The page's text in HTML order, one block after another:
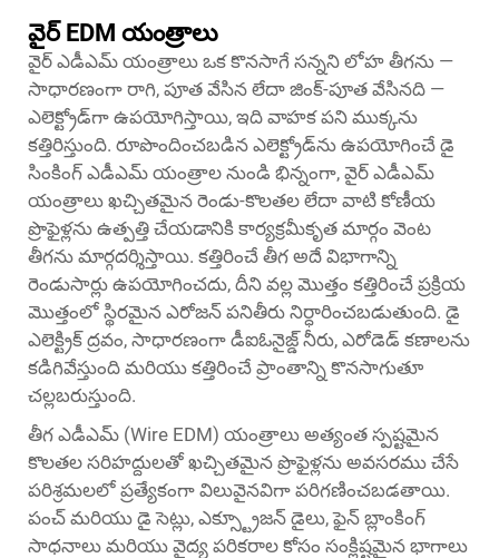
వైర్ EDM యంత్రాలు
వైర్ ఎడీఎమ్ యంత్రాలు ఒక కొనసాగే సన్నని లోహ తీగను —
సాధారణంగా రాగి, పూత వేసిన లేదా జింక్-పూత వేసినది —
ఎలెక్ట్రోడ్‌గా ఉపయోగిస్తాయి, ఇది వాహక పని ముక్కను
కత్తిరిస్తుంది. రూపొందించబడిన ఎలెక్ట్రోడ్‌ను ఉపయోగించే డై
సింకింగ్ ఎడీఎమ్ యంత్రాల నుండి భిన్నంగా, వైర్ ఎడీఎమ్
యంత్రాలు ఖచ్చితమైన రెండు-కొలతల లేదా వాటి కోణీయ
ప్రొఫైళ్లను ఉత్పత్తి చేయడానికి కార్యక్రమీకృత మార్గం వెంట
తీగను మార్గదర్శిస్తాయి. కత్తిరించే తీగ అదే విభాగాన్ని
రెండుసార్లు ఉపయోగించదు, దీని వల్ల మొత్తం కత్తిరించే ప్రక్రియ
మొత్తంలో స్థిరమైన ఎరోజన్ పనితీరు నిర్ధారించబడుతుంది. డై
ఎలెక్ట్రిక్ ద్రవం, సాధారణంగా డీఐఓనైజ్డ్ నీరు, ఎరోడెడ్ కణాలను
కడిగివేస్తుంది మరియు కత్తిరించే ప్రాంతాన్ని కొనసాగుతూ
చల్లబరుస్తుంది.
తీగ ఎడీఎమ్ (Wire EDM) యంత్రాలు అత్యంత స్పష్టమైన
కొలతల సరిహద్దులతో ఖచ్చితమైన ప్రొఫైళ్లను అవసరము చేసే
పరిశ్రమలలో ప్రత్యేకంగా విలువైనవిగా పరిగణించబడతాయి.
పంచ్ మరియు డై సెట్లు, ఎక్స్ట్రూజన్ డైలు, ఫైన్ బ్లాంకింగ్
సాధనాలు మరియు వైద్య పరికరాల కోసం సంక్లిష్టమైన భాగాలు